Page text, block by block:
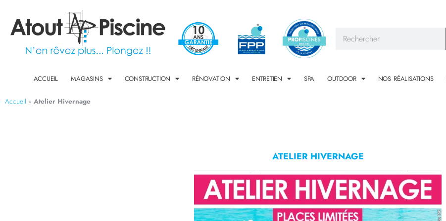
ACCUEIL MAGASINS CONSTRUCTION RÉNOVATION ENTRETIEN SPA OUTDOOR NOS RÉALISATIONS
Accueil » Atelier Hivernage
ATELIER HIVERNAGE